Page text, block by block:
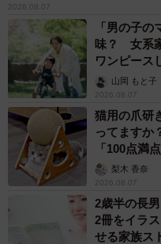
2026.08.07
「男の子
味？ 女系
ワンピース
へんが…
山岡 もと子
2026.08.07
猫用の爪研
ってますか
「100点満
梨木 香奈
2026.08.07
2歳半の長
2冊をイラ
せる家族ス